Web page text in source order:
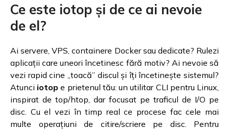
Ce este iotop și de ce ai nevoie
de el?
Ai servere, VPS, containere Docker sau dedicate? Rulezi
aplicații care uneori încetinesc fără motiv? Ai nevoie să
vezi rapid cine „toacă” discul și îți încetinește sistemul?
Atunci iotop e prietenul tău: un utilitar CLI pentru Linux,
inspirat de top/htop, dar focusat pe traficul de I/O pe
disc. Cu el vezi în timp real ce procese fac cele mai
multe operațiuni de citire/scriere pe disc. Pentru